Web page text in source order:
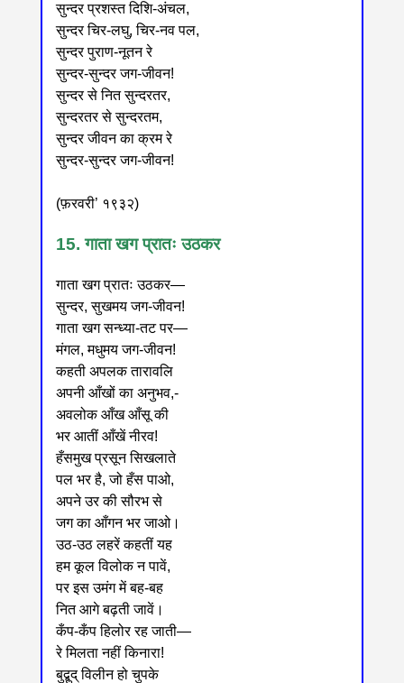
सुन्दर प्रशस्त दिशि-अंचल,
सुन्दर चिर-लघु, चिर-नव पल,
सुन्दर पुराण-नूतन रे
सुन्दर-सुन्दर जग-जीवन!
सुन्दर से नित सुन्दरतर,
सुन्दरतर से सुन्दरतम,
सुन्दर जीवन का क्रम रे
सुन्दर-सुन्दर जग-जीवन!
(फ़रवरी’ १९३२)
15. गाता खग प्रातः उठकर
गाता खग प्रातः उठकर—
सुन्दर, सुखमय जग-जीवन!
गाता खग सन्ध्या-तट पर—
मंगल, मधुमय जग-जीवन!
कहती अपलक तारावलि
अपनी आँखों का अनुभव,-
अवलोक आँख आँसू की
भर आतीं आँखें नीरव!
हँसमुख प्रसून सिखलाते
पल भर है, जो हँस पाओ,
अपने उर की सौरभ से
जग का आँगन भर जाओ।
उठ-उठ लहरें कहतीं यह
हम कूल विलोक न पावें,
पर इस उमंग में बह-बह
नित आगे बढ़ती जावें।
कँप-कँप हिलोर रह जाती—
रे मिलता नहीं किनारा!
बुद्बुद् विलीन हो चुपके